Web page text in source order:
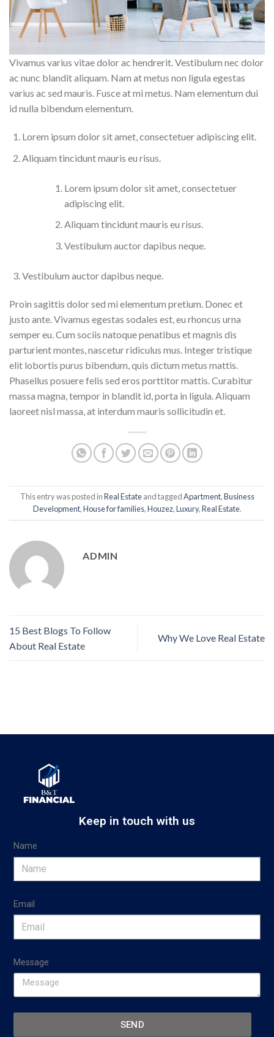
Vivamus varius vitae dolor ac hendrerit. Vestibulum nec dolor
ac nunc blandit aliquam. Nam at metus non ligula egestas
varius ac sed mauris. Fusce at mi metus. Nam elementum dui
id nulla bibendum elementum.
Lorem ipsum dolor sit amet, consectetuer adipiscing elit.
Aliquam tincidunt mauris eu risus.
Lorem ipsum dolor sit amet, consectetuer
adipiscing elit.
Aliquam tincidunt mauris eu risus.
Vestibulum auctor dapibus neque.
Vestibulum auctor dapibus neque.
Proin sagittis dolor sed mi elementum pretium. Donec et
justo ante. Vivamus egestas sodales est, eu rhoncus urna
semper eu. Cum sociis natoque penatibus et magnis dis
parturient montes, nascetur ridiculus mus. Integer tristique
elit lobortis purus bibendum, quis dictum metus mattis.
Phasellus posuere felis sed eros porttitor mattis. Curabitur
massa magna, tempor in blandit id, porta in ligula. Aliquam
laoreet nisl massa, at interdum mauris sollicitudin et.
This entry was posted inReal Estateand taggedApartment,Business
Development,House for families,Houzez,Luxury,Real Estate.
ADMIN
15 Best Blogs To Follow
About Real Estate
Why We Love Real Estate
Keep in touch with us
Name
Email
Message
SEND